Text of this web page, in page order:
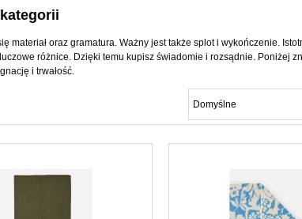
materiał oraz gramatura. Ważny jest także splot i wykończenie.
różnice. Dzięki temu kupisz świadomie i rozsądnie. Poniżej
i trwałość.